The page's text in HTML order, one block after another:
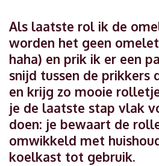
Als laatste rol ik de
worden het geen
haha) en prik ik er een
snijd tussen de prikkers
en krijg zo mooie
je de laatste stap vlak
doen: je bewaart de
omwikkeld met
koelkast tot gebruik.